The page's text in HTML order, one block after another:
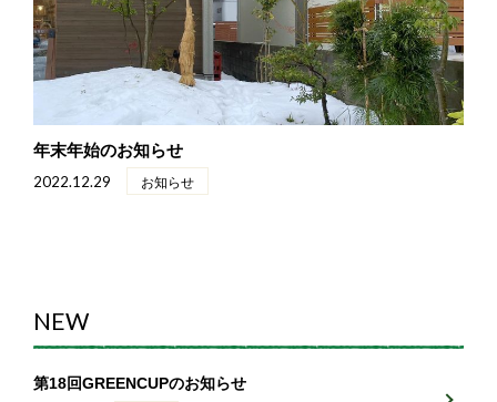
TRIAL
トライアルバイク
SNOWBLOWER
除雪機・その他
RENTAL
ACCESS
年末年始のお知らせ
2022.12.29 お知らせ
NEW
第18回GREENCUPのお知らせ